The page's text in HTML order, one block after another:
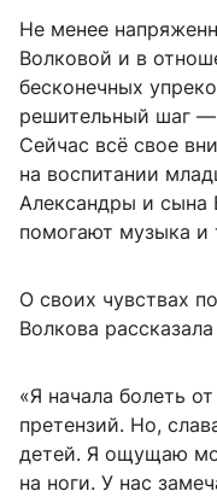
Не менее
Волковой и в
бесконечных
решительный шаг —
Сейчас всё свое
на воспитании
Александры и сына
помогают музыка и
О своих чувствах
Волкова
«Я начала болеть
претензий. Но,
детей. Я ощущаю
на ноги. У нас